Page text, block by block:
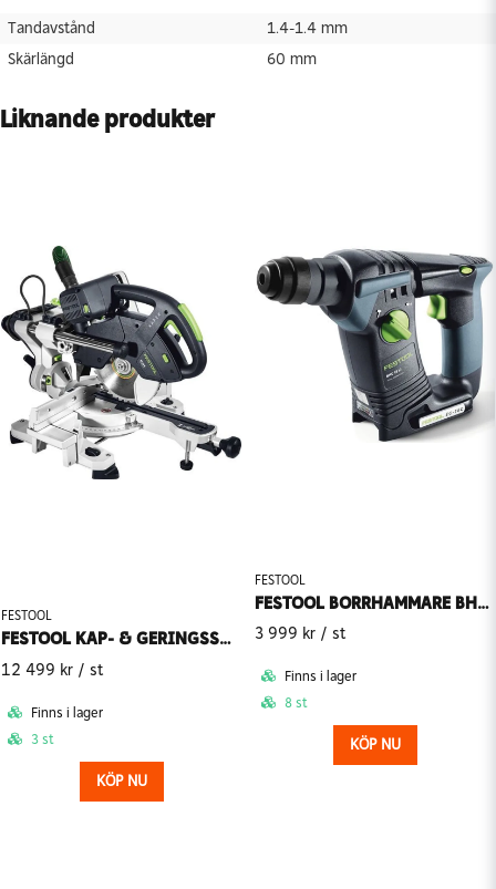
Tandavstånd
1.4-1.4 mm
Skärlängd
60 mm
Liknande produkter
FESTOOL
FESTOOL KAP- & GERINGSSÅG KS 60 E-SET 230V
12 499 kr / st
Finns i lager
3 st
KÖP NU
FESTOOL
FESTOOL BORRHAMMARE BHC 18-BASIC 18V (Utan batteri)
3 999 kr / st
Finns i lager
8 st
KÖP NU